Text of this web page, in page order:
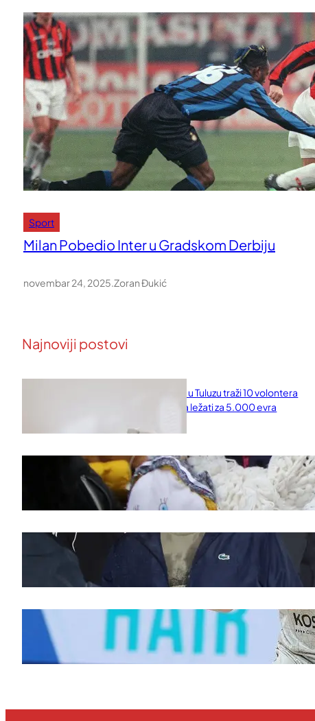
Sport
Milan Pobedio Inter u Gradskom Derbiju
novembar 24, 2025 Zoran Đukić
Najnoviji postovi
Naučni institut u Tuluzu traži 10 volontera
koji će 10 dana ležati za 5.000 evra
Saveti za Zdrav Božićni Post 2025
novembar 28, 2025
Doček legende Željka Obradovića
novembar 27, 2025
Ognjen Jaramaz u Cedevita Olimpiji, dok
Partizan doživljava promene
novembar 27, 2025